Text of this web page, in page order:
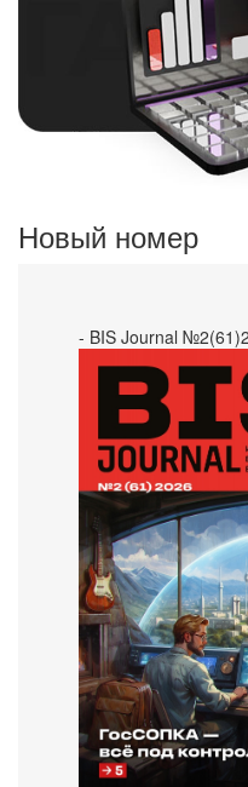
Новый номер
- BIS Journal